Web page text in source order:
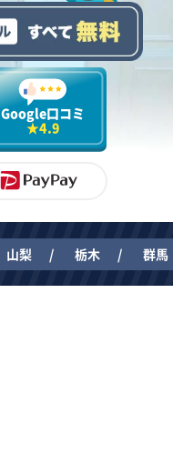
Google口コミ
★4.9
山梨 栃木 群馬